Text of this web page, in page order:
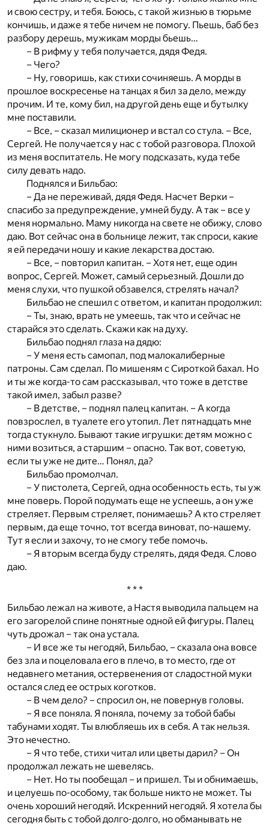
и свою сестру, и тебя. Боюсь, с такой жизнью в тюрьме
кончишь, и даже я тебе ничем не помогу. Пьешь, баб без
разбору дерешь, мужикам морды бьешь…
– В рифму у тебя получается, дядя Федя.
– Чего?
– Ну, говоришь, как стихи сочиняешь. А морды в
прошлое воскресенье на танцах я бил за дело, между
прочим. И те, кому бил, на другой день еще и бутылку
мне поставили.
– Все, – сказал милиционер и встал со стула. – Все,
Сергей. Не получается у нас с тобой разговора. Плохой
из меня воспитатель. Не могу подсказать, куда тебе
силу девать надо.
Поднялся и Бильбао:
– Да не переживай, дядя Федя. Насчет Верки –
спасибо за предупреждение, умней буду. А так – все у
меня нормально. Маму никогда на свете не обижу, слово
даю. Вот сейчас она в больнице лежит, так спроси, какие
я ей передачи ношу и какие лекарства достаю.
– Все, – повторил капитан. – Хотя нет, еще один
вопрос, Сергей. Может, самый серьезный. Дошли до
меня слухи, что пушкой обзавелся, стрелять начал?
Бильбао не спешил с ответом, и капитан продолжил:
– Ты, знаю, врать не умеешь, так что и сейчас не
старайся это сделать. Скажи как на духу.
Бильбао поднял глаза на дядю:
– У меня есть самопал, под малокалиберные
патроны. Сам сделал. По мишеням с Сироткой бахал. Но
и ты же когда-то сам рассказывал, что тоже в детстве
такой имел, забыл разве?
– В детстве, – поднял палец капитан. – А когда
повзрослел, в туалете его утопил. Лет пятнадцать мне
тогда стукнуло. Бывают такие игрушки: детям можно с
ними возиться, а старшим – опасно. Так вот, советую,
если ты уже не дите… Понял, да?
Бильбао промолчал.
– У пистолета, Сергей, одна особенность есть, ты уж
мне поверь. Порой подумать еще не успеешь, а он уже
стреляет. Первым стреляет, понимаешь? А кто стреляет
первым, да еще точно, тот всегда виноват, по-нашему.
Тут я если и захочу, то не смогу тебе помочь.
– Я вторым всегда буду стрелять, дядя Федя. Слово
даю.
* * *
Бильбао лежал на животе, а Настя выводила пальцем на
его загорелой спине понятные одной ей фигуры. Палец
чуть дрожал – так она устала.
– И все же ты негодяй, Бильбао, – сказала она вовсе
без зла и поцеловала его в плечо, в то место, где от
недавнего метания, остервенения от сладостной муки
остался след ее острых коготков.
– В чем дело? – спросил он, не повернув головы.
– Я все поняла. Я поняла, почему за тобой бабы
табунами ходят. Ты влюбляешь их в себя. А так нельзя.
Это нечестно.
– Я что тебе, стихи читал или цветы дарил? – Он
продолжал лежать не шевелясь.
– Нет. Но ты пообещал – и пришел. Ты и обнимаешь,
и целуешь по-особому, так больше никто не может. Ты
очень хороший негодяй. Искренний негодяй. Я хотела бы
сегодня быть с тобой долго-долго, но обманывать не